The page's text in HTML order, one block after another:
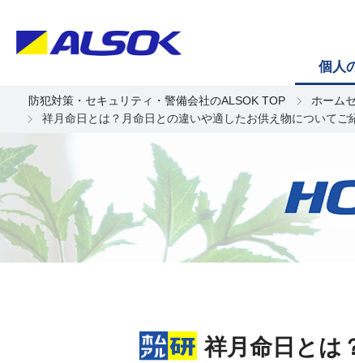
個人
防犯対策・セキュリティ・警備会社のALSOK TOP ホーム
祥月命日とは？月命日との違いや適したお供え物についてご
祥月命日とは